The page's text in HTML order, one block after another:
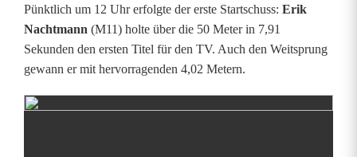
z
e
n
b
Pünktlich um 12 Uhr erfolgte der erste Startschuss: Erik
Nachtmann (M11) holte über die 50 Meter in 7,91
Sekunden den ersten Titel für den TV. Auch den Weitsprung
gewann er mit hervorragenden 4,02 Metern.